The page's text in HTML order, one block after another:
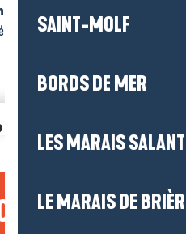
SAINT-MOLF
BORDS DE MER
LES MARAIS
LE MARAIS DE
heure de Nantes,
et son authenticité.